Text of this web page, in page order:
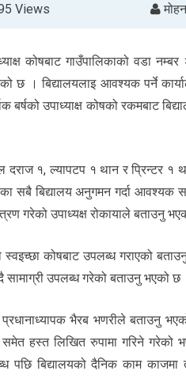
Views
कोषबाट गाउँपालिकाको वडा
छ । बिद्यालयलाइ आवश्यक पर्ने
बर्षको उपाध्याक्ष कोषको रकमबाट
१, ल्यापटप १ थान र प्रिन्टर १
बिद्यालय अनुगमन गर्दा आवश्यक
गरेको उपाध्यक्ष रोकायाले बताउनु
कोषबाट उपलब्ध गराएको
उपलब्ध गरेको बताउनु भएको छ
भैरब भणरीले बताउनु
हस्त लिखित रुपामा गरिने गरेको
बिद्यालयको दैनिक काम काजमा